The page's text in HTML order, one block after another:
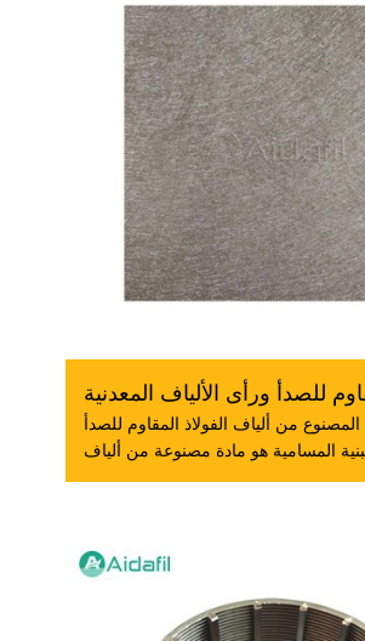
المصنوع من ألياف الفولاذ المقاوم للصدأ
المسامية هو مادة مصنوعة من ألياف